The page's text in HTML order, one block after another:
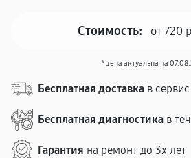
Стоимость: от 720
*цена актуальна на
Бесплатная доставка в сервис
Бесплатная диагностика в
Гарантия на ремонт до 3х лет